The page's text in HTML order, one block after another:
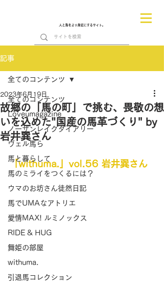
人と馬をより身近にするサイト。
記事
全てのコンテンツ
Loveumagazine
ノーザンレイクダイアリー
ヴェル馬ら
馬と暮らして
馬のミライをつくるには？
ウマのお坊さん徒然日記
馬でUMAなアトリエ
愛情MAX! ルミノックス
RIDE & HUG
舞姫の部屋
withuma.
引退馬コレクション
全てのコンテンツ
故郷の「馬の町」で挑む、畏敬の想
いを込めた"国産の馬革づくり" by
岩井巽さん
2023年6月19日
「withuma.」vol.56 岩井巽さん